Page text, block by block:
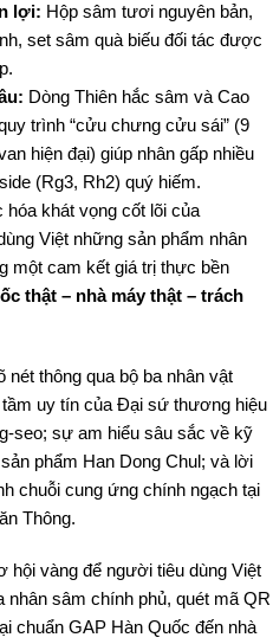
lợi: Hộp sâm tươi nguyên bản,
set sâm quà biếu đối tác được
Dòng Thiên hắc sâm và Cao
trình “cửu chưng cửu sái” (9
hiện đại) giúp nhân gấp nhiều
(Rg3, Rh2) quý hiếm.
khát vọng cốt lõi của
Việt những sản phẩm nhân
một cam kết giá trị thực bền
thật – nhà máy thật – trách
thông qua bộ ba nhân vật
uy tín của Đại sứ thương hiệu
seo; sự am hiểu sâu sắc về kỹ
phẩm Han Dong Chul; và lời
chuỗi cung ứng chính ngạch tại
Thông.
hội vàng để người tiêu dùng Việt
nhân sâm chính phủ, quét mã QR
chuẩn GAP Hàn Quốc đến nhà